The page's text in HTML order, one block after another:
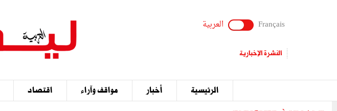
Français العربية
النشرة الإخبارية
الرئيسية أخبار مواقف وآراء اقتصاد